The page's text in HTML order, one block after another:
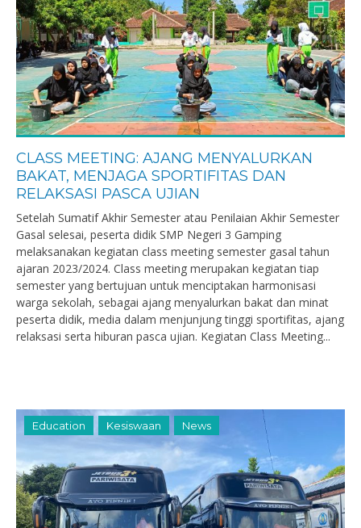
CLASS MEETING: AJANG MENYALURKAN
BAKAT, MENJAGA SPORTIFITAS DAN
RELAKSASI PASCA UJIAN
Setelah Sumatif Akhir Semester atau Penilaian Akhir Semester
Gasal selesai, peserta didik SMP Negeri 3 Gamping
melaksanakan kegiatan class meeting semester gasal tahun
ajaran 2023/2024. Class meeting merupakan kegiatan tiap
semester yang bertujuan untuk menciptakan harmonisasi
warga sekolah, sebagai ajang menyalurkan bakat dan minat
peserta didik, media dalam menjunjung tinggi sportifitas, ajang
relaksasi serta hiburan pasca ujian. Kegiatan Class Meeting...
Education Kesiswaan News